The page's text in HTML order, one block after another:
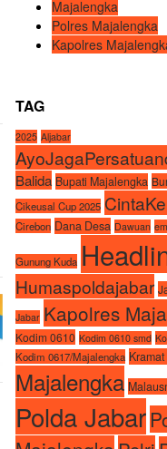
Majalengka
Polres Majalengka
Kapolres
TAG
2025 Aljabar
Balida Bupati Majalengka
Cikeusal Cup 2025
Cirebon Dana Desa Dawuan
Gunung Kuda
Humaspoldajabar
Jabar Kapolres
Kodim 0610 Kodim 0610 smd
Kodim 0617/Majalengka
Majalengka
Polda Jabar